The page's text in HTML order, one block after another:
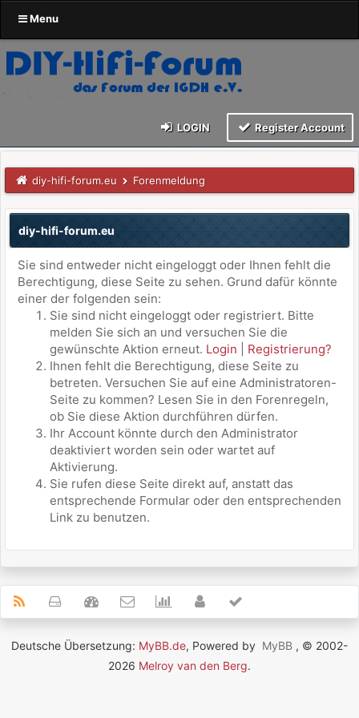
Menu
LOGIN Register Account
diy-hifi-forum.eu Forenmeldung
diy-hifi-forum.eu
Sie sind entweder nicht eingeloggt oder Ihnen fehlt die
Berechtigung, diese Seite zu sehen. Grund dafür könnte
einer der folgenden sein:
Sie sind nicht eingeloggt oder registriert. Bitte
melden Sie sich an und versuchen Sie die
gewünschte Aktion erneut. Login
Registrierung?
Ihnen fehlt die Berechtigung, diese Seite zu
betreten. Versuchen Sie auf eine Administratoren-
Seite zu kommen? Lesen Sie in den Forenregeln,
ob Sie diese Aktion durchführen dürfen.
Ihr Account könnte durch den Administrator
deaktiviert worden sein oder wartet auf
Aktivierung.
Sie rufen diese Seite direkt auf, anstatt das
entsprechende Formular oder den entsprechenden
Link zu benutzen.
Deutsche Übersetzung: MyBB.de, Powered by MyBB , © 2002-
2026 Melroy van den Berg.